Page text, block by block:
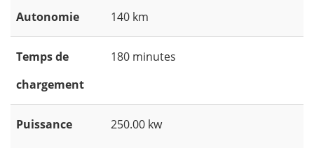
Autonomie 140 km
Temps de
chargement
180 minutes
Puissance
250.00 kw